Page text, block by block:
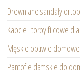
Drewniane sandały
Kapcie i torby filcowe
Męskie obuwie
Pantofle damskie do